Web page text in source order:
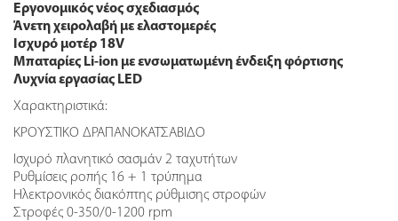
V
2x2.0Ah
Bulle
quantity
Εργονομικός νέος σχεδιασμός
Άνετη χειρολαβή με ελαστομερές
Ισχυρό μοτέρ 18V
Mπαταρίες Li-ion με ενσωματωμένη ένδειξη φόρτισης
Λυχνία εργασίας LED
Χαρακτηριστικά:
ΚΡΟΥΣΤΙΚΟ ΔΡΑΠΑΝΟΚΑΤΣΑΒΙΔΟ
Iσχυρό πλανητικό σασμάν 2 ταχυτήτων
Ρυθμίσεις ροπής 16 + 1 τρύπημα
Ηλεκτρονικός διακόπτης ρύθμισης στροφών
Στροφές 0-350/0-1200 rpm